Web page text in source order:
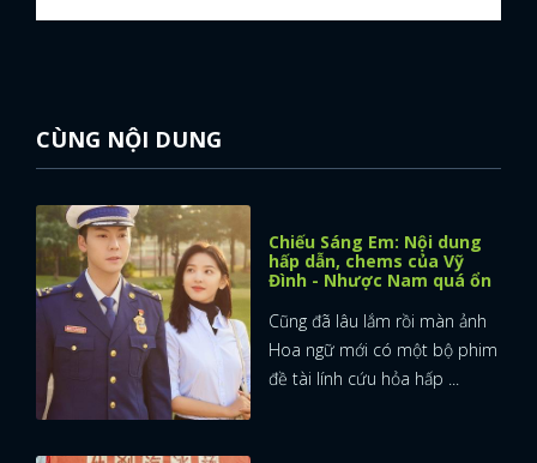
CÙNG NỘI DUNG
Chiếu Sáng Em: Nội dung
hấp dẫn, chems của Vỹ
Đình - Nhược Nam quá ổn
Cũng đã lâu lắm rồi màn ảnh
Hoa ngữ mới có một bộ phim
đề tài lính cứu hỏa hấp ...